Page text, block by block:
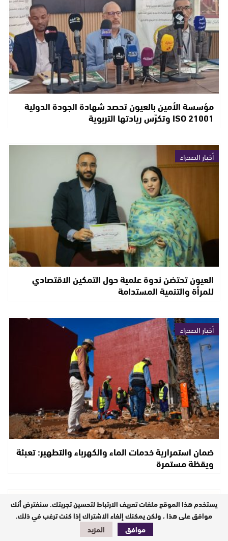
مؤسسة الأمين بالعيون تحصد شهادة الجودة الدولية
ISO 21001 وتكرّس ريادتها التربوية
أخبار الصحراء
العيون تحتضن ندوة علمية حول التمكين الاقتصادي
للمرأة والتنمية المستدامة
أخبار الصحراء
ضمان استمرارية خدمات الماء والكهرباء والتطهير: تعبئة
ويقظة مستمرة
أخبار الصحراء
يستخدم هذا الموقع ملفات تعريف الارتباط لتحسين تجربتك. سنفترض أنك
موافق على هذا ، ولكن يمكنك إلغاء الاشتراك إذا كنت ترغب في ذلك.
موافق
المزيد